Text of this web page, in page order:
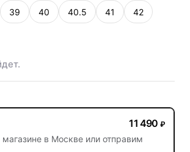
39 40 40.5 41 42
11 490 ₽
магазине в Москве или отправим